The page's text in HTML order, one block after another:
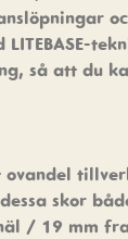
LITEBASE-
så att du
skor
/ 19 mm